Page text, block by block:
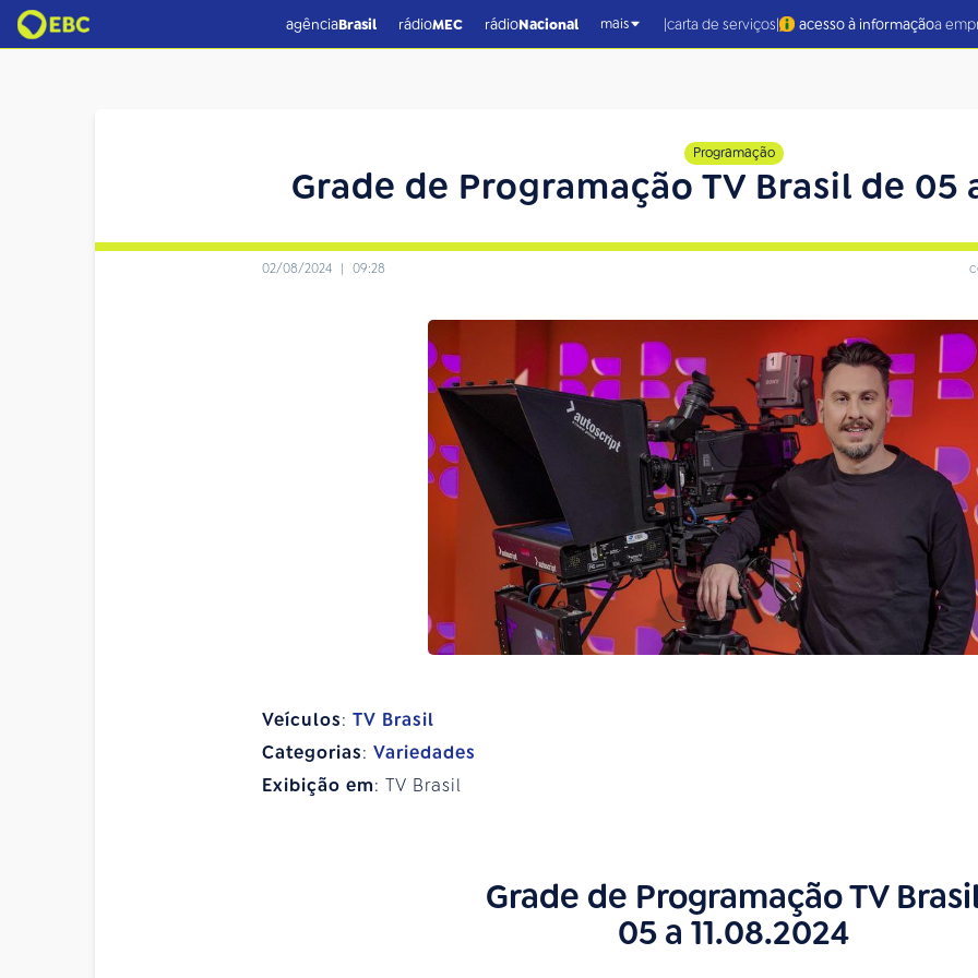
agênciaBrasil rádioMEC rádioNacional mais |carta de serviços| acesso à informaçãoa
Programação
Grade de Programação TV Brasil de 05
02/08/2024 | 09:28
Veículos: TV Brasil
Categorias: Variedades
Exibição em: TV Brasil
Grade de Programação TV
05 a 11.08.2024